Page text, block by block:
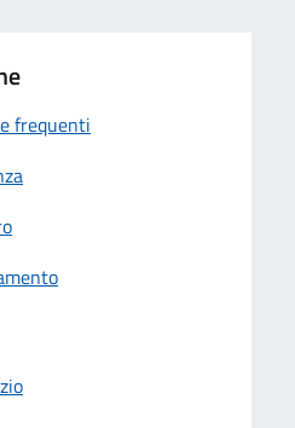
frequenti